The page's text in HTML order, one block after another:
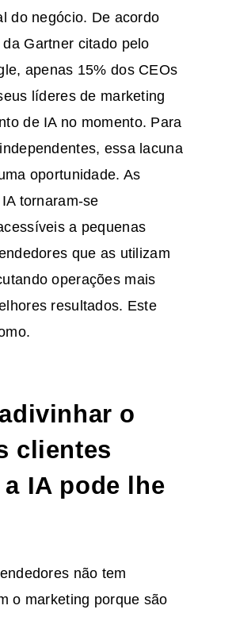
do negócio. De acordo
Gartner citado pelo
apenas 15% dos CEOs
líderes de marketing
de IA no momento. Para
essa lacuna
oportunidade. As
tornaram-se
a pequenas
que as utilizam
operações mais
resultados. Este
o
clientes
IA pode lhe
não tem
o marketing porque são